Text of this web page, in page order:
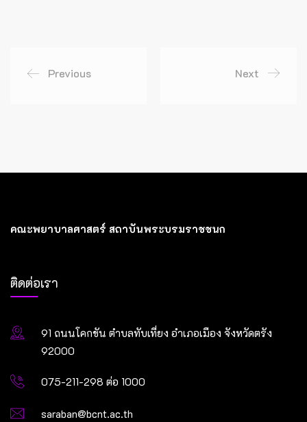
Previous Next
คณะพยาบาลศาสตร์ สถาบันพระบรมราชชนก
ติดต่อเรา
91 ถนนโคกขัน ตำบลทับเที่ยง อำเภอเมือง จังหวัดตรัง
92000
075-211-298 ต่อ 1000
saraban@bcnt.ac.th